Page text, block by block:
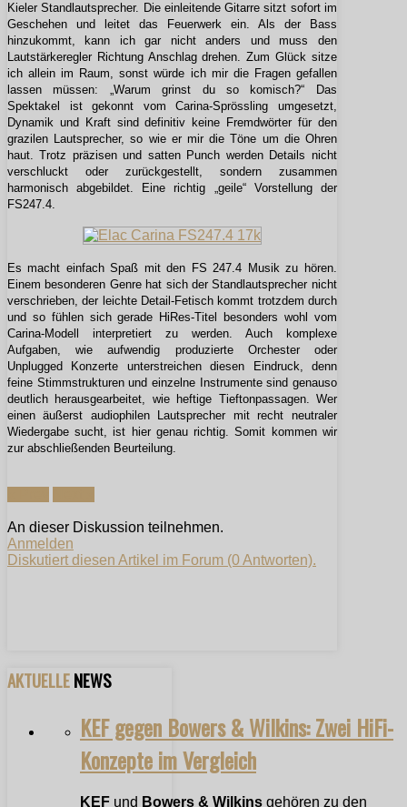
Kieler Standlautsprecher. Die einleitende Gitarre sitzt sofort im
Geschehen und leitet das Feuerwerk ein. Als der Bass
hinzukommt, kann ich gar nicht anders und muss den
Lautstärkeregler Richtung Anschlag drehen. Zum Glück sitze
ich allein im Raum, sonst würde ich mir die Fragen gefallen
lassen müssen: „Warum grinst du so komisch?“ Das
Spektakel ist gekonnt vom Carina-Sprössling umgesetzt,
Dynamik und Kraft sind definitiv keine Fremdwörter für den
grazilen Lautsprecher, so wie er mir die Töne um die Ohren
haut. Trotz präzisen und satten Punch werden Details nicht
verschluckt oder zurückgestellt, sondern zusammen
harmonisch abgebildet. Eine richtig „geile“ Vorstellung der
FS247.4.
Es macht einfach Spaß mit den FS 247.4 Musik zu hören.
Einem besonderen Genre hat sich der Standlautsprecher nicht
verschrieben, der leichte Detail-Fetisch kommt trotzdem durch
und so fühlen sich gerade HiRes-Titel besonders wohl vom
Carina-Modell interpretiert zu werden. Auch komplexe
Aufgaben, wie aufwendig produzierte Orchester oder
Unplugged Konzerte unterstreichen diesen Eindruck, denn
feine Stimmstrukturen und einzelne Instrumente sind genauso
deutlich herausgearbeitet, wie heftige Tieftonpassagen. Wer
einen äußerst audiophilen Lautsprecher mit recht neutraler
Wiedergabe sucht, ist hier genau richtig. Somit kommen wir
zur abschließenden Beurteilung.
An dieser Diskussion teilnehmen.
Anmelden
Diskutiert diesen Artikel im Forum (0 Antworten).
AKTUELLENEWS
KEF gegen Bowers & Wilkins: Zwei HiFi-
Konzepte im Vergleich
KEF und Bowers & Wilkins gehören zu den